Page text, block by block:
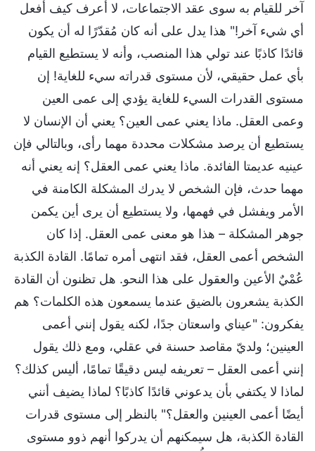
آخر للقيام به سوى عقد الاجتماعات، لا أعرف كيف أفعل
أي شيء آخر!" هذا يدل على أنه كان مُقدّرًا له أن يكون
قائدًا كاذبًا عند تولي هذا المنصب، وأنه لا يستطيع القيام
بأي عمل حقيقي، لأن مستوى قدراته سيء للغاية! إن
مستوى القدرات السيء للغاية يؤدي إلى عمى العين
وعمى العقل. ماذا يعني عمى العين؟ يعني أن الإنسان لا
يستطيع أن يرصد مشكلات محددة مهما رأى، وبالتالي فإن
عينيه عديمتا الفائدة. ماذا يعني عمى العقل؟ إنه يعني أنه
مهما حدث، فإن الشخص لا يدرك المشكلة الكامنة في
الأمر ويفشل في فهمها، ولا يستطيع أن يرى أين يكمن
جوهر المشكلة – هذا هو معنى عمى العقل. إذا كان
الشخص أعمى العقل، فقد انتهى أمره تمامًا. القادة الكذبة
عُمْيٌ الأعين والعقول على هذا النحو. هل تظنون أن القادة
الكذبة يشعرون بالضيق عندما يسمعون هذه الكلمات؟ هم
يفكرون: "عيناي واسعتان جدًا، لكنه يقول إنني أعمى
العينين؛ ولديّ مقاصد حسنة في عقلي، ومع ذلك يقول
إنني أعمى العقل – تعريفه ليس دقيقًا تمامًا، أليس كذلك؟
لماذا لا يكتفي بأن يدعوني قائدًا كاذبًا؟ لماذا يضيف أنني
أيضًا أعمى العينين والعقل؟" بالنظر إلى مستوى قدرات
القادة الكذبة، هل سيمكنهم أن يدركوا أنهم ذوو مستوى